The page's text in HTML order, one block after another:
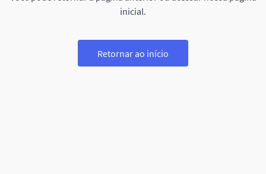
inicial.
Retornar ao início